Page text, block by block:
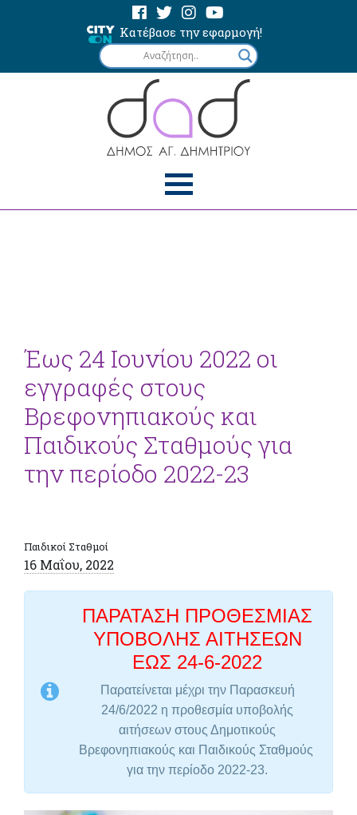
Κατέβασε την εφαρμογή!
Έως 24 Ιουνίου 2022 οι
εγγραφές στους
Βρεφονηπιακούς και
Παιδικούς Σταθμούς για
την περίοδο 2022-23
Παιδικοί Σταθμοί
16 Μαΐου, 2022
ΠΑΡΑΤΑΣΗ ΠΡΟΘΕΣΜΙΑΣ
ΥΠΟΒΟΛΗΣ ΑΙΤΗΣΕΩΝ
ΕΩΣ 24-6-2022
Παρατείνεται μέχρι την Παρασκευή
24/6/2022 η προθεσμία υποβολής
αιτήσεων στους Δημοτικούς
Βρεφονηπιακούς και Παιδικούς Σταθμούς
για την περίοδο 2022-23.